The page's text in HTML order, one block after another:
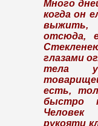
Много
когда он
отсюда,
глазами
тела
есть,
быстро
рукояти